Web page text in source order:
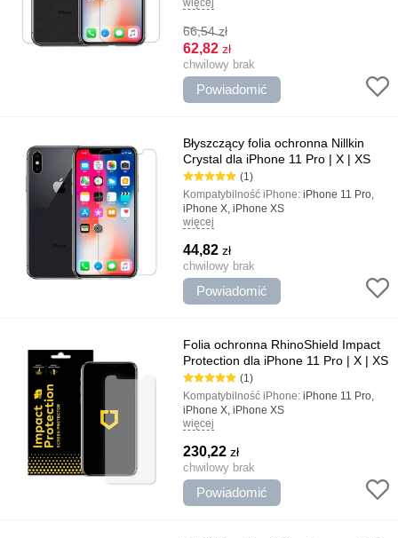
Kolor:
więcej
66,54zł
62,82zł
chwilowy brak
Powiadomić
Błyszczący folia ochronna Nillkin
Crystal dla iPhone 11 Pro | X | XS
(1)
Kompatybilność iPhone:iPhone 11 Pro,
iPhone X, iPhone XS
Kolor:
więcej
44,82zł
chwilowy brak
Powiadomić
Folia ochronna RhinoShield Impact
Protection dla iPhone 11 Pro | X | XS
(1)
Kompatybilność iPhone:iPhone 11 Pro,
iPhone X, iPhone XS
Kolor:
więcej
230,22zł
chwilowy brak
Powiadomić